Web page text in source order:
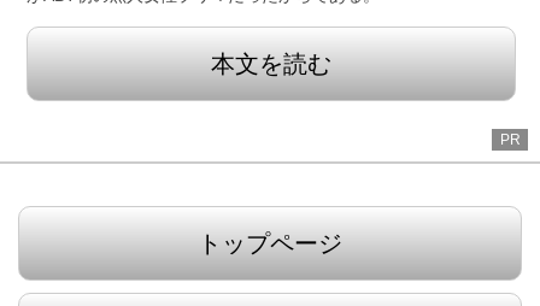
本文を読む
PR
トップページ